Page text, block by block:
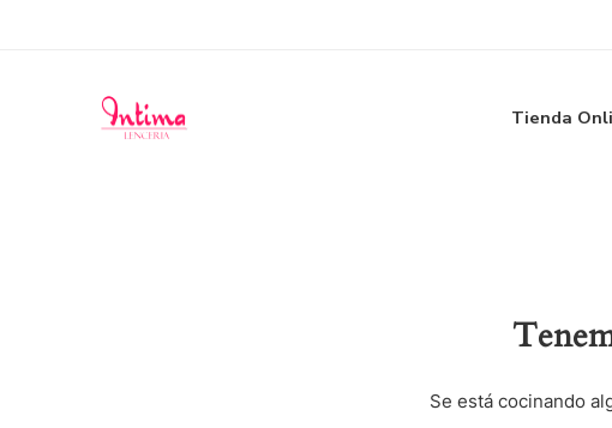
Tienda
Se está cocinando